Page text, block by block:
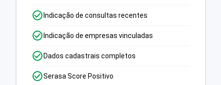
Indicação de consultas recentes
Indicação de empresas vinculadas
Dados cadastrais completos
Serasa Score Positivo